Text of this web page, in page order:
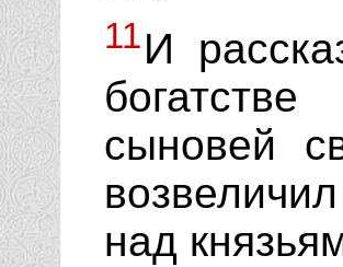
11И
сыновей
над